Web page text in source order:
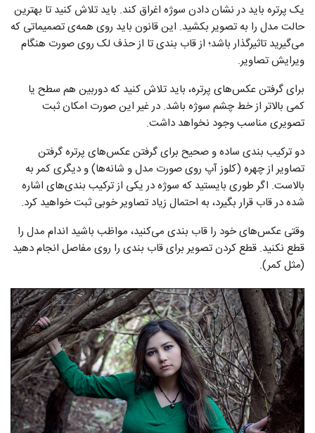
یک پرتره باید در نشان دادن سوژه اغراق کند. باید تلاش کنید تا بهترین
حالت مدل را به تصویر بکشید. این قانون باید روی همه‌ی تصمیماتی که
می‌گیرید تاثیرگذار باشد؛ از قاب بندی تا از حذف لک روی صورت هنگام
ویرایش تصاویر.
برای گرفتن عکس‌های پرتره، باید تلاش کنید که دوربین هم سطح یا
کمی بالاتر از خط چشم سوژه باشد. در غیر این صورت امکان ثبت
تصویری مناسب وجود نخواهد داشت.
دو ترکیب بندی ساده و صحیح برای گرفتن عکس‌های پرتره گرفتن
تصاویر از چهره (کلوز آپ روی صورت مدل و شانه‌ها) و دیگری کمر به
بالاست. اگر طوری بایستید که سوژه در یکی از ترکیب بندی‌های اشاره
شده در قاب قرار بگیرد، به احتمال زیاد تصاویر خوبی ثبت خواهید کرد.
وقتی عکس‌های خود را قاب بندی می‌کنید، مواظب باشید اندام مدل را
قطع نکنید. قطع کردن تصویر برای قاب بندی را روی مفاصل انجام دهید
(مثل کمر).